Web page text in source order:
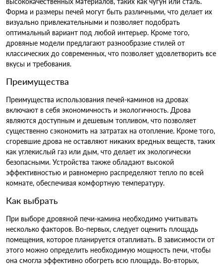
Форма и размеры печей могут быть различными, что делает их
визуально привлекательными и позволяет подобрать
оптимальный вариант под любой интерьер. Кроме того,
дровяные модели предлагают разнообразие стилей от
классических до современных, что позволяет удовлетворить все
вкусы и требования.
Преимущества
Преимущества использования печей-каминов на дровах
включают в себя экономичность и экологичность. Дрова
являются доступным и дешевым топливом, что позволяет
существенно сэкономить на затратах на отопление. Кроме того,
сгоревшие дрова не оставляют никаких вредных веществ, таких
как углекислый газ или дым, что делает их экологически
безопасными. Устройства также обладают высокой
эффективностью и равномерно распределяют тепло по всей
комнате, обеспечивая комфортную температуру.
Как выбрать
При выборе дровяной печи-камина необходимо учитывать
несколько факторов. Во-первых, следует оценить площадь
помещения, которое планируется отапливать. В зависимости от
этого можно определить необходимую мощность печи, чтобы
она смогла эффективно обогреть всю площадь. Во-вторых,